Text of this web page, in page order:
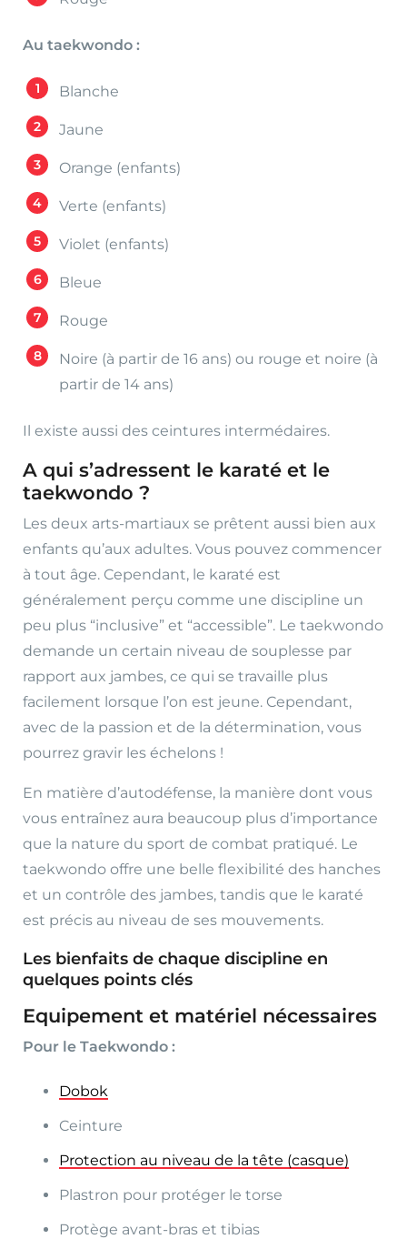
Au taekwondo :
Blanche
Jaune
Orange (enfants)
Verte (enfants)
Violet (enfants)
Bleue
Rouge
Noire (à partir de 16 ans) ou rouge et noire (à
partir de 14 ans)
Il existe aussi des ceintures intermédaires.
A qui s’adressent le karaté et le
taekwondo ?
Les deux arts-martiaux se prêtent aussi bien aux
enfants qu’aux adultes. Vous pouvez commencer
à tout âge. Cependant, le karaté est
généralement perçu comme une discipline un
peu plus “inclusive” et “accessible”. Le taekwondo
demande un certain niveau de souplesse par
rapport aux jambes, ce qui se travaille plus
facilement lorsque l’on est jeune. Cependant,
avec de la passion et de la détermination, vous
pourrez gravir les échelons !
En matière d’autodéfense, la manière dont vous
vous entraînez aura beaucoup plus d’importance
que la nature du sport de combat pratiqué. Le
taekwondo offre une belle flexibilité des hanches
et un contrôle des jambes, tandis que le karaté
est précis au niveau de ses mouvements.
Les bienfaits de chaque discipline en
quelques points clés
Equipement et matériel nécessaires
Pour le Taekwondo :
Dobok
Ceinture
Protection au niveau de la tête (casque)
Plastron pour protéger le torse
Protège avant-bras et tibias